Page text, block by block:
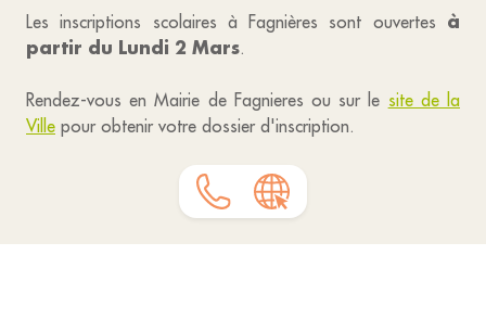
Les inscriptions scolaires à Fagnières sont ouvertes à
partir du Lundi 2 Mars.
Rendez-vous en Mairie de Fagnieres ou sur le site de la
Ville pour obtenir votre dossier d'inscription.